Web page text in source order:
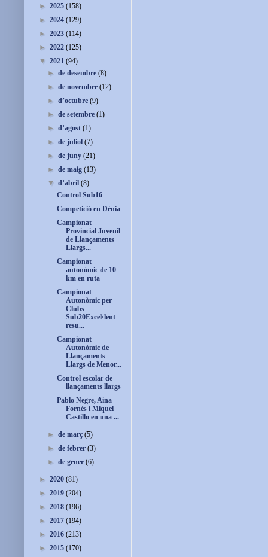
► 2025 (158)
► 2024 (129)
► 2023 (114)
► 2022 (125)
▼ 2021 (94)
►de desembre(8)
►de novembre(12)
►d’octubre(9)
►de setembre(1)
►d’agost(1)
►de juliol(7)
►de juny(21)
►de maig(13)
▼d’abril(8)
Control Sub16
Competició en Dénia
Campionat
Provincial Juvenil
de Llançaments
Llargs...
Campionat
autonòmic de 10
km en ruta
Campionat
Autonòmic per
Clubs
Sub20Excel·lent
resu...
Campionat
Autonòmic de
Llançaments
Llargs de Menor...
Control escolar de
llançaments llargs
Pablo Negre, Aina
Fornés i Miquel
Castillo en una ...
►de març(5)
►de febrer(3)
►de gener(6)
► 2020 (81)
► 2019 (204)
► 2018 (196)
► 2017 (194)
► 2016 (213)
► 2015 (170)